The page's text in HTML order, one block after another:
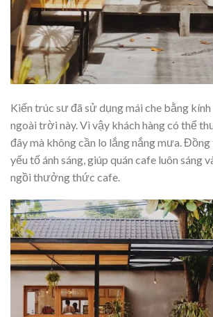
Kiến trúc sư đã sử dụng mái che bằng
ngoài trời này. Vì vậy khách hàng có thể
đây mà không cần lo lắng nắng mưa.
yếu tố ánh sáng, giúp quán cafe luôn sáng
ngồi thưởng thức cafe.